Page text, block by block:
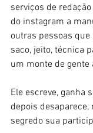
serviços de
do instagram a
outras pessoas
saco, jeito, técnica
um monte de gente
Ele escreve, ganha
depois desaparece,
segredo sua